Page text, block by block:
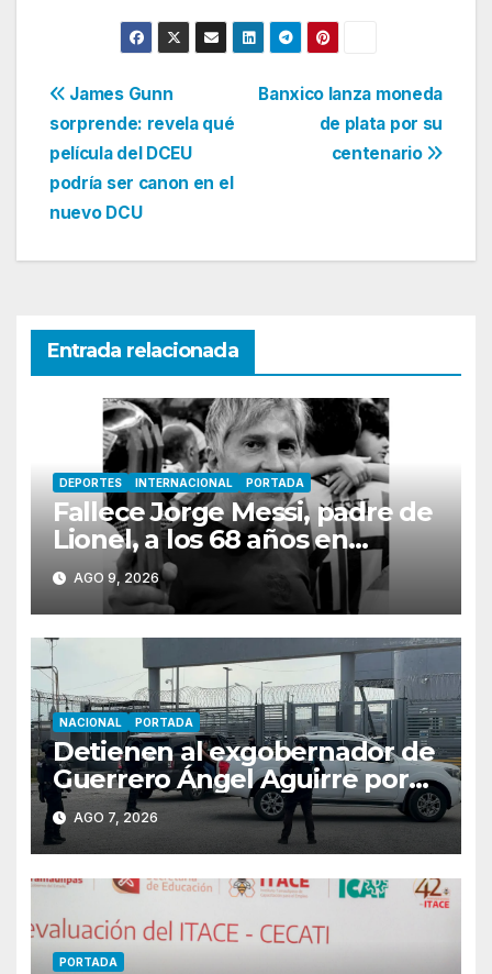
Navegación
de
entradas
Banxico lanza moneda
de plata por su
centenario
James Gunn
sorprende: revela qué
película del DCEU
podría ser canon en el
nuevo DCU
Entrada relacionada
DEPORTES INTERNACIONAL PORTADA
Fallece Jorge Messi, padre de
Lionel, a los 68 años en
Rosario
AGO 9, 2026
NACIONAL PORTADA
Detienen al exgobernador de
Guerrero Ángel Aguirre por
obstrucción en el caso
Ayotzinapa
AGO 7, 2026
PORTADA